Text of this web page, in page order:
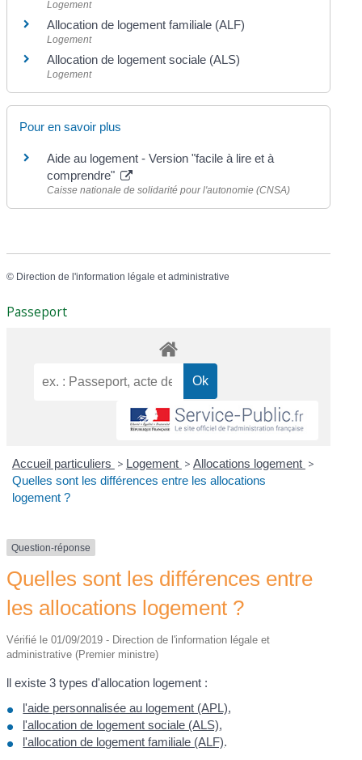
Logement
Allocation de logement familiale (ALF)
Logement
Allocation de logement sociale (ALS)
Logement
Pour en savoir plus
Aide au logement - Version "facile à lire et à
comprendre"
Caisse nationale de solidarité pour l'autonomie (CNSA)
© Direction de l'information légale et administrative
Passeport
Accueil particuliers > Logement > Allocations logement >
Quelles sont les différences entre les allocations
logement ?
Question-réponse
Quelles sont les différences entre
les allocations logement ?
Vérifié le 01/09/2019 - Direction de l'information légale et
administrative (Premier ministre)
ll existe 3 types d'allocation logement :
l'aide personnalisée au logement (APL),
l'allocation de logement sociale (ALS),
l'allocation de logement familiale (ALF).